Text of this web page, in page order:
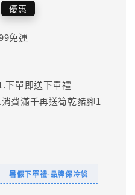
優惠
免運
下單即送下單禮
費滿千再送筍乾豬腳1
暑假下單禮-品牌保冷袋